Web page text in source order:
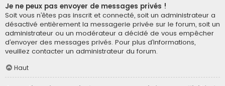
Je ne peux pas envoyer de messages privés !
Soit vous n’êtes pas inscrit et connecté, soit un administrateur a
désactivé entièrement la messagerie privée sur le forum, soit un
administrateur ou un modérateur a décidé de vous empêcher
d’envoyer des messages privés. Pour plus d’informations,
veuillez contacter un administrateur du forum.
Haut